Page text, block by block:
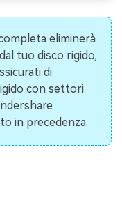
eliminerà
tuo disco rigido,
di
con settori
in precedenza.